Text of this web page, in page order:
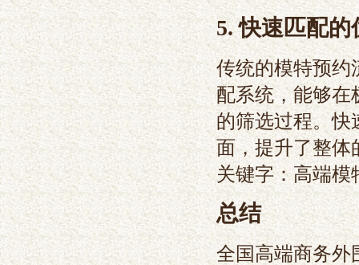
5. 快速匹配的
传统的模特预约
配系统，能够在
的筛选过程。快
面，提升了整体
关键字：高端
总结
全国高端商务外